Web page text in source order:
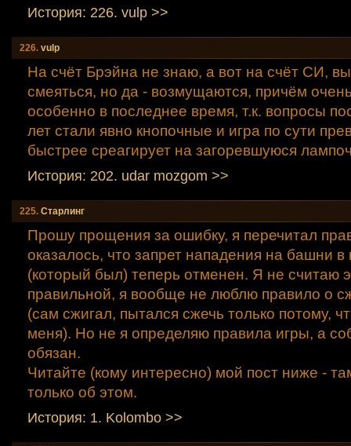
История: 226. vulp >>
226. vulp
На счёт Брэйна не знаю, а вот на счёт СИ,
смеяться, но да - возмущаются, причём
особенно в последнее время, т.к. вопросы
лет стали явно кнопочные и игра по сути
быстрее среагирует на загоревшуюся
История: 202. udar mozgom >>
225. Старлинг
Прошу прощения за ошибку, я перечитал
оказалось, что запрет нападения на башни
(который был) теперь отменен. Я не считаю
правильной, я вообще не люблю правило о
(сам сжигал, пытался сжечь только потому,
меня). Но не я определяю правила игры, а
обязан.
Читайте (кому интересно) мой пост ниже -
только об этом.
История: 1. Kolombo >>